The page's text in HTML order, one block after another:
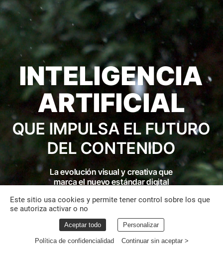
INTELIGENCIA
ARTIFICIAL
La evoluciónvisual ycreativaque
marca elnuevo estándardigital
QUEIMPULSA EL FUTURO
DELCONTENIDO
Este sitio usa cookies y permite tener control sobre los que
se autoriza activar o no
Aceptar todo Personalizar
Política de confidencialidad Continuar sin aceptar >